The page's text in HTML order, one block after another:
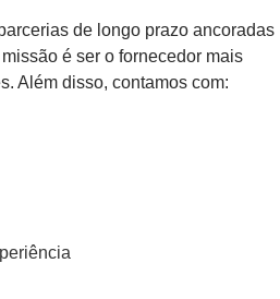
de longo prazo ancoradas
é ser o fornecedor mais
Além disso, contamos com: